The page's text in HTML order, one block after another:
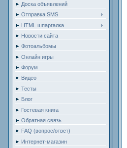
Доска объявлений
Отправка SMS
HTML шпаргалка
Новости сайта
Фотоальбомы
Онлайн игры
Форум
Видео
Тесты
Блог
Гостевая книга
Обратная связь
FAQ (вопрос/ответ)
Интернет-магазин